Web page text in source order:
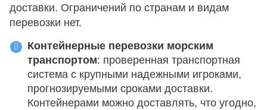
доставки. Ограничений по странам и видам
перевозки нет.
Контейнерные перевозки морским
транспортом: проверенная транспортная
система с крупными надежными игроками,
прогнозируемыми сроками доставки.
Контейнерами можно доставлять, что угодно,